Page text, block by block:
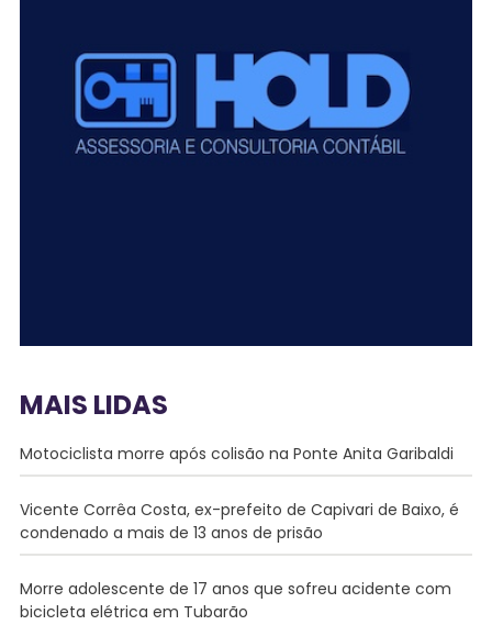
MAIS LIDAS
Motociclista morre após colisão na Ponte Anita Garibaldi
Vicente Corrêa Costa, ex-prefeito de Capivari de Baixo, é
condenado a mais de 13 anos de prisão
Morre adolescente de 17 anos que sofreu acidente com
bicicleta elétrica em Tubarão